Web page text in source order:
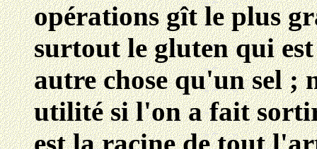
opérations gît le plus
surtout le gluten qui
autre chose qu'un sel ;
utilité si l'on a fait